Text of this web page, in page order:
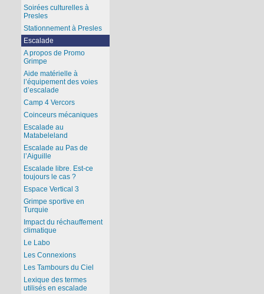
Soirées culturelles à
Presles
Stationnement à Presles
Escalade
A propos de Promo
Grimpe
Aide matérielle à
l’équipement des voies
d’escalade
Camp 4 Vercors
Coinceurs mécaniques
Escalade au
Matabeleland
Escalade au Pas de
l’Aiguille
Escalade libre. Est-ce
toujours le cas ?
Espace Vertical 3
Grimpe sportive en
Turquie
Impact du réchauffement
climatique
Le Labo
Les Connexions
Les Tambours du Ciel
Lexique des termes
utilisés en escalade